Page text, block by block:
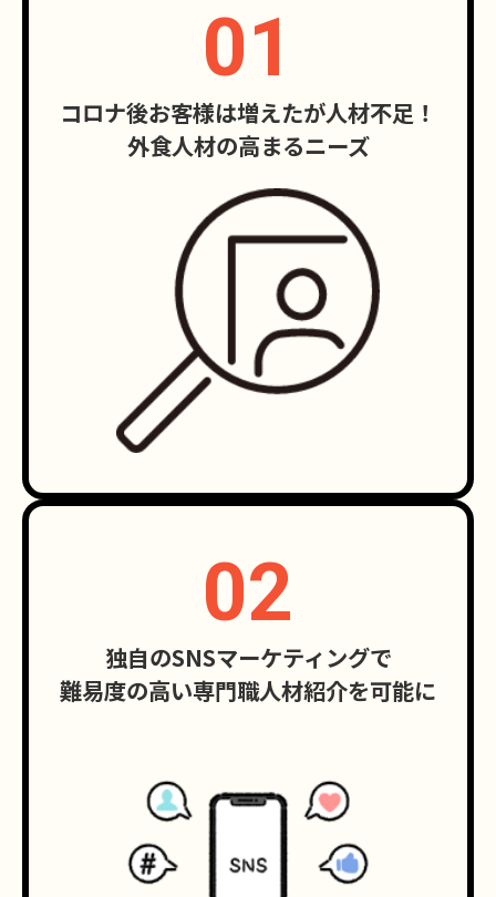
01
コロナ後お客様は増えたが人材不足！
外食人材の高まるニーズ
02
独自のSNSマーケティングで
難易度の高い専門職人材紹介を可能に